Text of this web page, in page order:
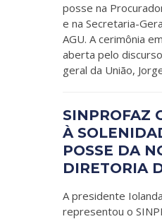
posse na
e na Secretaria-
AGU. A cerimônia
aberta pelo
geral da União,
SINPROFAZ
À
POSSE DA
DIRETORIA
A presidente
representou o